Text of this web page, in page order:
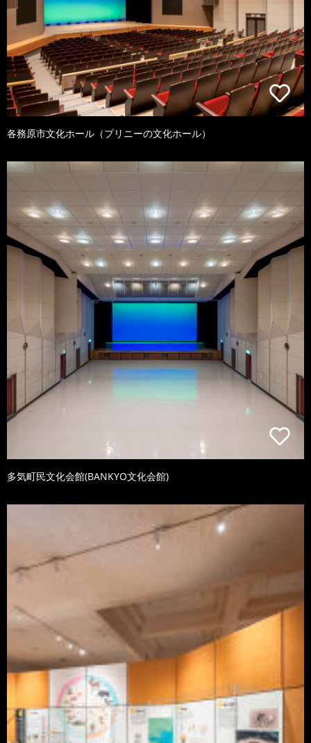
各務原市文化ホール（プリニーの文化ホール）
多気町民文化会館(BANKYO文化会館)